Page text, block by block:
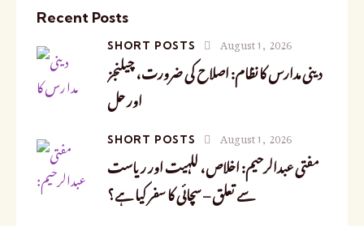
Recent Posts
SHORT POSTS August 1, 2026
دینی مدارس کا نظام: اصلاح کی ضرورت، چیلنجز
اور حل
SHORT POSTS August 1, 2026
مفتی عبدالرحیم: اخلاص، للہیت اور ریاست
سے تعلق – سچائی کا سفر کیا ہے؟